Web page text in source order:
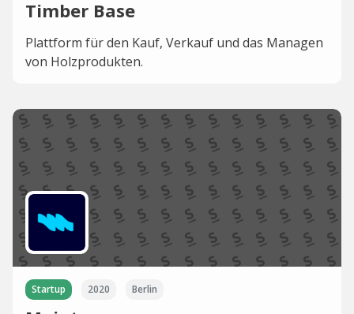
Timber Base
Plattform für den Kauf, Verkauf und das Managen
von Holzprodukten.
Startup 2020 Berlin